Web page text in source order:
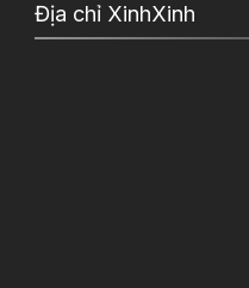
Địa chỉ XinhXinh